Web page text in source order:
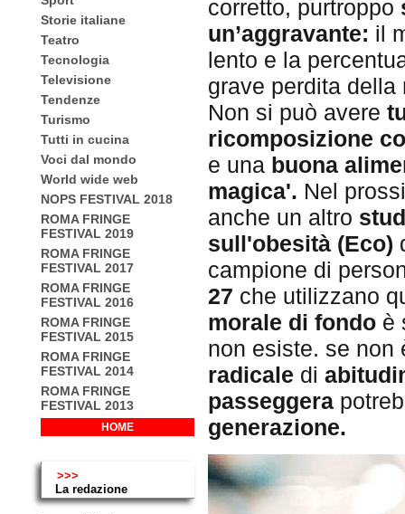
Storie italiane
Teatro
Tecnologia
Televisione
Tendenze
Turismo
Tutti in cucina
Voci dal mondo
World wide web
NOPS FESTIVAL 2018
ROMA FRINGE
FESTIVAL 2019
ROMA FRINGE
FESTIVAL 2017
ROMA FRINGE
FESTIVAL 2016
ROMA FRINGE
FESTIVAL 2015
ROMA FRINGE
FESTIVAL 2014
ROMA FRINGE
FESTIVAL 2013
HOME
>>>
La redazione
corretto, purtroppo
un’aggravante: il
lento e la
grave perdita della
Non si può avere
ricomposizione
e una buona
magica'. Nel
anche un altro
sull'obesità (Eco)
campione di
27 che utilizzano
morale di fondo è
non esiste. se
radicale di
passeggera
generazione.